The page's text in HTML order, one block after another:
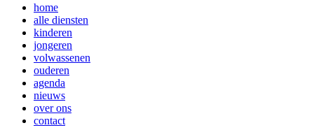
home
alle diensten
kinderen
jongeren
volwassenen
ouderen
agenda
nieuws
over ons
contact